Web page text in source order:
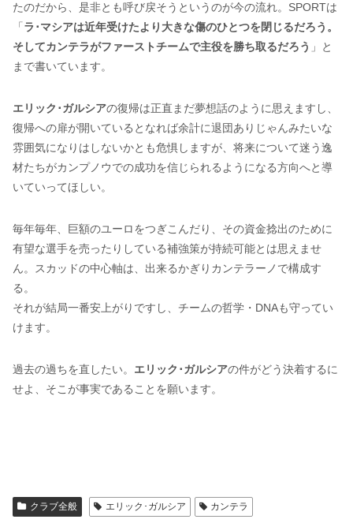
たのだから、是非とも呼び戻そうというのが今の流れ。SPORTは
「 ラ･マシアは近年受けたより大きな傷のひとつを閉じるだろう。
そしてカンテラがファーストチームで主役を勝ち取るだろう 」と
まで書いています。
エリック･ガルシアの復帰は正直まだ夢想話のように思えますし、
復帰への扉が開いているとなれば余計に退団ありじゃんみたいな
雰囲気になりはしないかとも危惧しますが、将来について迷う逸
材たちがカンプノウでの成功を信じられるようになる方向へと導
いていってほしい。
毎年毎年、巨額のユーロをつぎこんだり、その資金捻出のために
有望な選手を売ったりしている補強策が持続可能とは思えませ
ん。スカッドの中心軸は、出来るかぎりカンテラーノで構成す
る。
それが結局一番安上がりですし、チームの哲学・DNAも守ってい
けます。
過去の過ちを直したい。 エリック･ガルシアの件がどう決着するに
せよ、そこが事実であることを願います。
クラブ全般 エリック･ガルシア カンテラ